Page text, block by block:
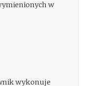
w
wykonuje